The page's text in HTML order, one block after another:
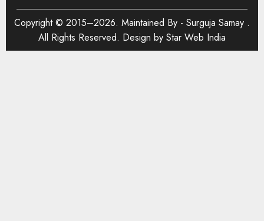
Copyright © 2015–2026. Maintained By - Surguja Samay .
All Rights Reserved. Design by Star Web India